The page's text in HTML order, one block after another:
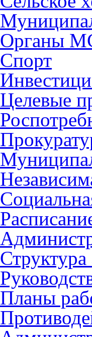
Органы
Спорт
Целевые
Планы